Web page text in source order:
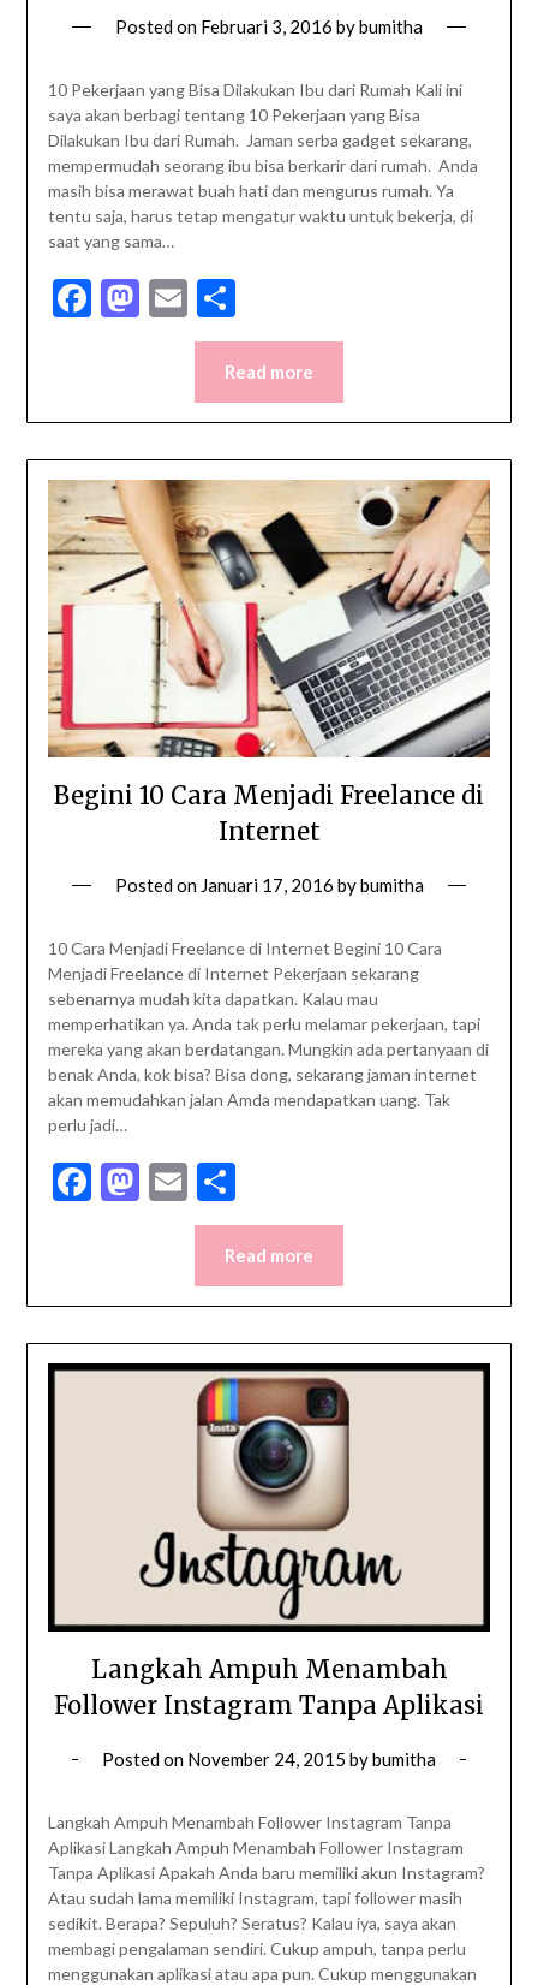
Posted on Februari 3, 2016 bybumitha
10 Pekerjaan yang Bisa Dilakukan Ibu dari Rumah Kali ini
saya akan berbagi tentang 10 Pekerjaan yang Bisa
Dilakukan Ibu dari Rumah. Jaman serba gadget sekarang,
mempermudah seorang ibu bisa berkarir dari rumah. Anda
masih bisa merawat buah hati dan mengurus rumah. Ya
tentu saja, harus tetap mengatur waktu untuk bekerja, di
saat yang sama…
Facebook
Mastodon
EmailShare
Read more
Begini 10 Cara Menjadi Freelance di
Internet
Posted on Januari 17, 2016 bybumitha
10 Cara Menjadi Freelance di Internet Begini 10 Cara
Menjadi Freelance di Internet Pekerjaan sekarang
sebenarnya mudah kita dapatkan. Kalau mau
memperhatikan ya. Anda tak perlu melamar pekerjaan, tapi
mereka yang akan berdatangan. Mungkin ada pertanyaan di
benak Anda, kok bisa? Bisa dong, sekarang jaman internet
akan memudahkan jalan Amda mendapatkan uang. Tak
perlu jadi…
Facebook
Mastodon
EmailShare
Read more
Langkah Ampuh Menambah
Follower Instagram Tanpa Aplikasi
Posted on November 24, 2015 bybumitha
Langkah Ampuh Menambah Follower Instagram Tanpa
Aplikasi Langkah Ampuh Menambah Follower Instagram
Tanpa Aplikasi Apakah Anda baru memiliki akun Instagram?
Atau sudah lama memiliki Instagram, tapi follower masih
sedikit. Berapa? Sepuluh? Seratus? Kalau iya, saya akan
membagi pengalaman sendiri. Cukup ampuh, tanpa perlu
menggunakan aplikasi atau apa pun. Cukup menggunakan